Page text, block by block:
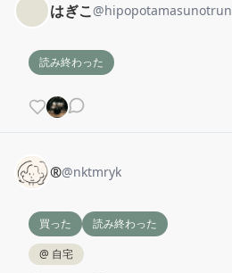
はぎこ@hipopotamasunotrun
読み終わった
®️@nktmryk
買った
読み終わった
@ 自宅